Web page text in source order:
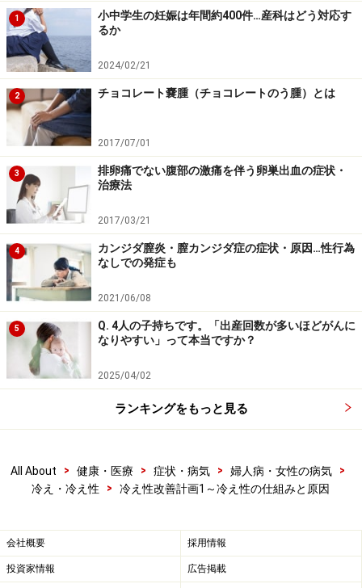
1
小中学生の妊娠は年間約400件…産科はどう対応す
るか
2024/02/21
2 チョコレート嚢腫（チョコレートのう腫）とは
2017/07/01
3
排卵痛でない腹部の激痛を伴う卵巣出血の症状・
治療法
2017/03/21
4
カンジダ膣炎・膣カンジダ症の症状・原因…性行為
なしでの発症も
2021/06/08
5
Q. 4人の子持ちです。「出産回数が多いほどがんに
なりやすい」って本当ですか？
2025/04/02
ランキングをもっと見る
All About > 健康・医療 > 症状・病気 > 婦人病・女性の病気
>
冷え・冷え性
> 冷え性改善計画1～冷え性の仕組みと原因
会社概要 採用情報
投資家情報 広告掲載